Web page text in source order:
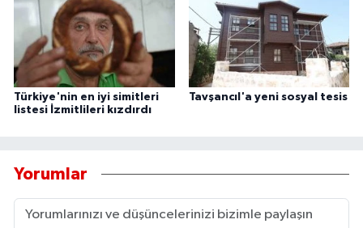
Türkiye'nin en iyi simitleri
listesi İzmitlileri kızdırdı
Tavşancıl'a yeni sosyal tesis
Yorumlar